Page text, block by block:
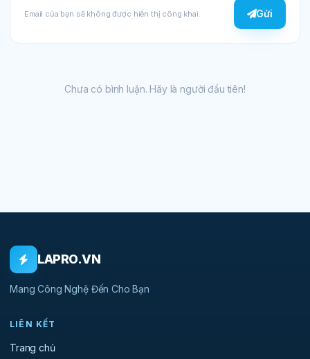
Email của bạn sẽ không được hiển thị công khai. Gửi
Chưa có bình luận. Hãy là người đầu tiên!
LAPRO.VN
Mang Công Nghệ Đến Cho Bạn
LIÊN KẾT
Trang chủ